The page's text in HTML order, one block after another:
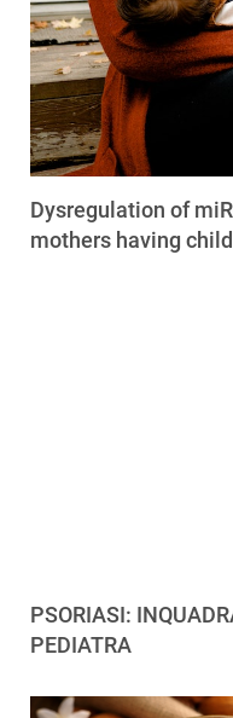
Dysregulation of
mothers having
PSORIASI:
PEDIATRA